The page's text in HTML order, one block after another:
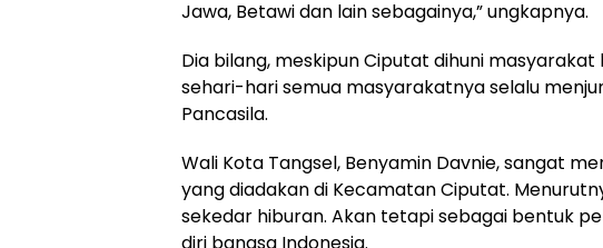
Jawa, Betawi dan lain sebagainya,” ungkapnya.
Dia bilang, meskipun Ciputat dihuni
sehari-hari semua masyarakatnya selalu
Pancasila.
Wali Kota Tangsel, Benyamin Davnie, sangat
yang diadakan di Kecamatan Ciputat.
sekedar hiburan. Akan tetapi sebagai bentuk